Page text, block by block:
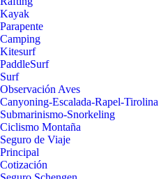
Kayak
Parapente
Camping
Kitesurf
PaddleSurf
Surf
Observación Aves
Canyoning-Escalada-Rapel-Tirolina
Submarinismo-Snorkeling
Ciclismo Montaña
Seguro de Viaje
Principal
Cotización